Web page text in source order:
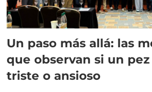
Un paso más allá: las
que observan si un
triste o ansioso